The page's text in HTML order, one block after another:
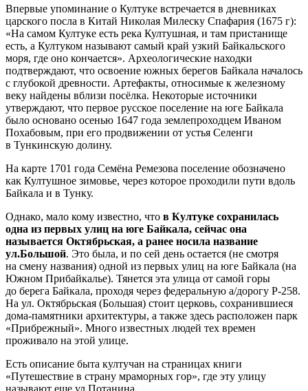
Впервые упоминание о Култуке встречается в дневниках
царского посла в Китай Николая Милеску Спафария (1675 г):
«На самом Култуке есть река Култушная, и там пристанище
есть, а Култуком называют самый край узкий Байкальского
моря, где оно кончается». Археологические находки
подтверждают, что освоение южных берегов Байкала началось
с глубокой древности. Артефакты, относимые к железному
веку найдены вблизи посёлка. Некоторые источники
утверждают, что первое русское поселение на юге Байкала
было основано осенью 1647 года землепроходцем Иваном
Похабовым, при его продвижении от устья Селенги
в Тункинскую долину.
На карте 1701 года Семёна Ремезова поселение обозначено
как Култушное зимовье, через которое проходили пути вдоль
Байкала и в Тунку.
Однако, мало кому известно, что в Култуке сохранилась
одна из первых улиц на юге Байкала, сейчас она
называется Октябрьская, а ранее носила название
ул.Большой. Это была, и по сей день остается (не смотря
на смену названия) одной из первых улиц на юге Байкала (на
Южном Прибайкалье). Тянется эта улица от самой горы
до берега Байкала, проходя через федеральную а/дорогу Р-258.
На ул. Октябрьская (Большая) стоит церковь, сохранившиеся
дома-памятники архитектуры, а также здесь расположен парк
«Прибрежный». Много известных людей тех времен
проживало на этой улице.
Есть описание быта култучан на страницах книги
«Путешествие в страну мраморных гор», где эту улицу
называют еще ул.Потанина.